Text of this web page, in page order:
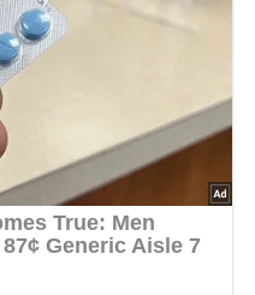
deiner Mailadresse an Dritte!